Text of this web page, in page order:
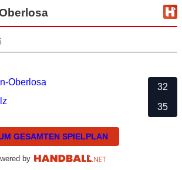
Oberlosa
32
35
GESAMTEN SPIELPLAN
by